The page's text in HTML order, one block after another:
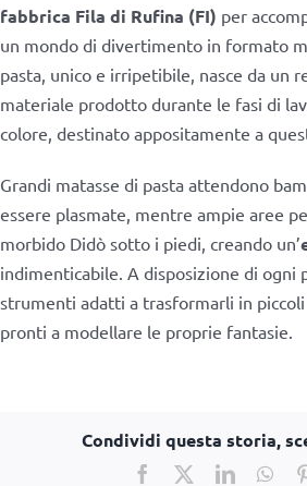
fabbrica Fila di Rufina (FI) per
un mondo di divertimento in formato
pasta, unico e irripetibile, nasce da un
materiale prodotto durante le fasi di
colore, destinato appositamente a
Grandi matasse di pasta attendono
essere plasmate, mentre ampie aree
morbido Didò sotto i piedi, creando un’
indimenticabile. A disposizione di ogni
strumenti adatti a trasformarli in piccoli
pronti a modellare le proprie fantasie.
Condividi questa storia,
Facebook
X LinkedIn